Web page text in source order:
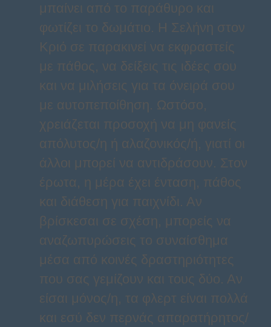
μπαίνει από το παράθυρο και
φωτίζει το δωμάτιο. Η Σελήνη στον
Κριό σε παρακινεί να εκφραστείς
με πάθος, να δείξεις τις ιδέες σου
και να μιλήσεις για τα όνειρά σου
με αυτοπεποίθηση. Ωστόσο,
χρειάζεται προσοχή να μη φανείς
απόλυτος/η ή αλαζονικός/ή, γιατί οι
άλλοι μπορεί να αντιδράσουν. Στον
έρωτα, η μέρα έχει ένταση, πάθος
και διάθεση για παιχνίδι. Αν
βρίσκεσαι σε σχέση, μπορείς να
αναζωπυρώσεις το συναίσθημα
μέσα από κοινές δραστηριότητες
που σας γεμίζουν και τους δύο. Αν
είσαι μόνος/η, τα φλερτ είναι πολλά
και εσύ δεν περνάς απαρατήρητος/